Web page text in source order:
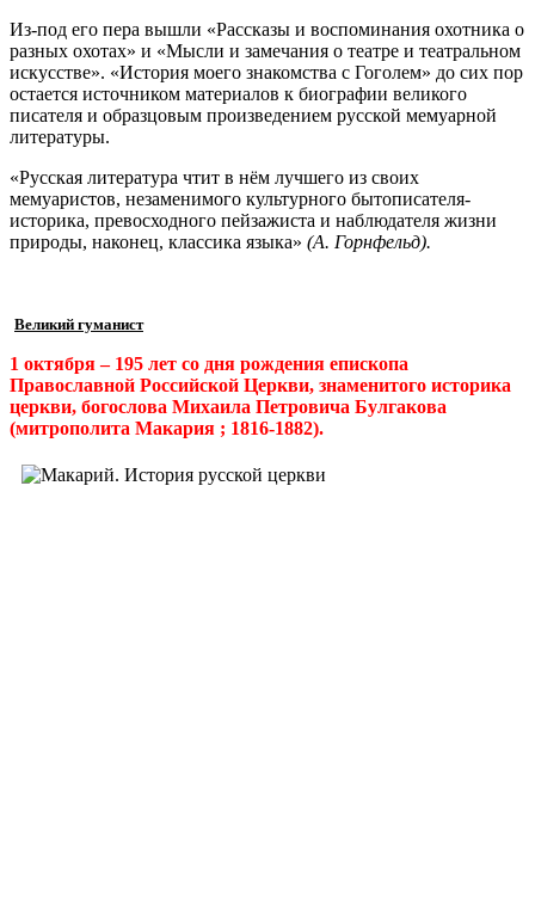
Из-под его пера вышли «Рассказы и воспоминания охотника о
разных охотах» и «Мысли и замечания о театре и театральном
искусстве». «История моего знакомства с Гоголем» до сих пор
остается источником материалов к биографии великого
писателя и образцовым произведением русской мемуарной
литературы.
«Русская литература чтит в нём лучшего из своих
мемуаристов, незаменимого культурного бытописателя-
историка, превосходного пейзажиста и наблюдателя жизни
природы, наконец, классика языка» (А. Горнфельд).
Великий гуманист
1 октября – 195 лет со дня рождения епископа
Православной Российской Церкви, знаменитого историка
церкви, богослова Михаила Петровича Булгакова
(митрополита Макария ; 1816-1882).